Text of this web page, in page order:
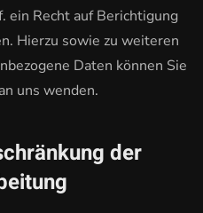
ein Recht auf Berichtigung
Hierzu sowie zu weiteren
Daten können Sie
uns wenden.
der